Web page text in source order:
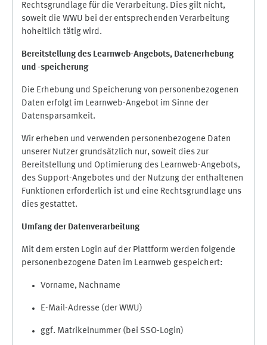
Rechtsgrundlage für die Verarbeitung. Dies gilt nicht,
soweit die WWU bei der entsprechenden Verarbeitung
hoheitlich tätig wird.
Bereitstellung des Learnweb-Angebots, Datenerhebung
und -speicherung
Die Erhebung und Speicherung von personenbezogenen
Daten erfolgt im Learnweb-Angebot im Sinne der
Datensparsamkeit.
Wir erheben und verwenden personenbezogene Daten
unserer Nutzer grundsätzlich nur, soweit dies zur
Bereitstellung und Optimierung des Learnweb-Angebots,
des Support-Angebotes und der Nutzung der enthaltenen
Funktionen erforderlich ist und eine Rechtsgrundlage uns
dies gestattet.
Umfang der Datenverarbeitung
Mit dem ersten Login auf der Plattform werden folgende
personenbezogene Daten im Learnweb gespeichert:
Vorname, Nachname
E-Mail-Adresse (der WWU)
ggf. Matrikelnummer (bei SSO-Login)